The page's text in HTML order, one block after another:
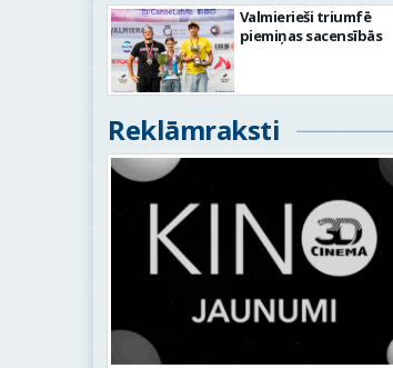
Valmierieši triumfē
piemiņas sacensībās
Reklāmraksti